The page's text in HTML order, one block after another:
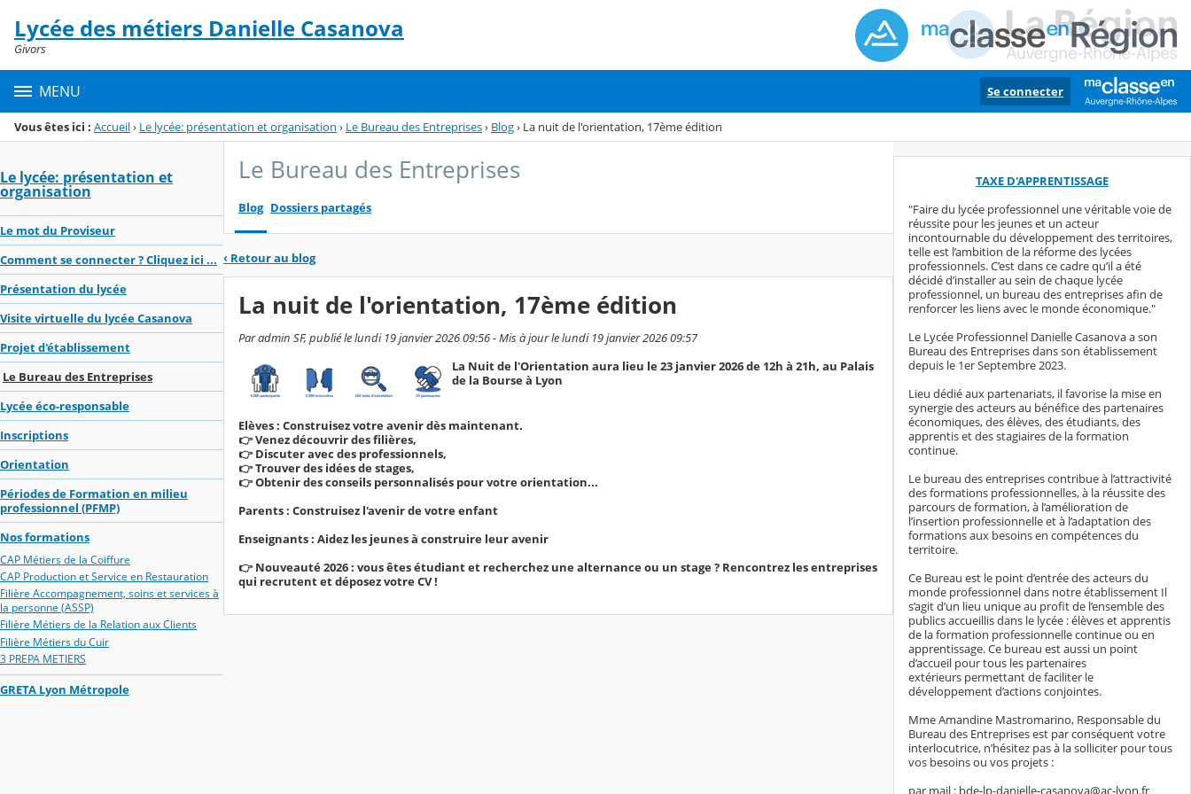
Menu de la rubrique
Contenu
Lycée des métiers Danielle Casanova
Givors
MENU Se connecter
Vous êtes ici : Accueil› Le lycée: présentation et organisation › Le Bureau des Entreprises› Blog› La nuit de l'orientation, 17ème édition
Le lycée: présentation et
organisation
Le mot du Proviseur
Comment se connecter ? Cliquez ici ...
Présentation du lycée
Visite virtuelle du lycée Casanova
Projet d'établissement
Le Bureau des Entreprises
Lycée éco-responsable
Inscriptions
Orientation
Périodes de Formation en milieu
professionnel (PFMP)
Nos formations
CAP Métiers de la Coiffure
CAP Production et Service en Restauration
Filière Accompagnement, soins et services à
la personne (ASSP)
Filière Métiers de la Relation aux Clients
Filière Métiers du Cuir
3 PREPA METIERS
GRETA Lyon Métropole
Le Bureau des Entreprises
Blog Dossiers partagés
‹ Retour au blog
La nuit de l'orientation, 17ème édition
Par admin SF, publié le lundi 19 janvier 2026 09:56 - Mis à jour le lundi 19 janvier 2026 09:57
La Nuit de l'Orientation aura lieu le 23 janvier 2026 de 12h à 21h, au Palais
de la Bourse à Lyon
Elèves : Construisez votre avenir dès maintenant.
👉Venez découvrir des filières,
👉Discuter avec des professionnels,
👉Trouver des idées de stages,
👉Obtenir des conseils personnalisés pour votre orientation...
Parents : Construisez l'avenir de votre enfant
Enseignants : Aidez les jeunes à construire leur avenir
👉Nouveauté 2026 : vous êtes étudiant et recherchez une alternance ou un stage ? Rencontrez les entreprises
qui recrutent et déposez votre CV !
TAXE D'APPRENTISSAGE
"Faire du lycée professionnel une véritable voie de
réussite pour les jeunes et un acteur
incontournable du développement des territoires,
telle est l’ambition de la réforme des lycées
professionnels. C’est dans ce cadre qu’il a été
décidé d’installer au sein de chaque lycée
professionnel, un bureau des entreprises afin de
renforcer les liens avec le monde économique."
Le Lycée Professionnel Danielle Casanova a son
Bureau des Entreprises dans son établissement
depuis le 1er Septembre 2023.
Lieu dédié aux partenariats, il favorise la mise en
synergie des acteurs au bénéfice des partenaires
économiques, des élèves, des étudiants, des
apprentis et des stagiaires de la formation
continue.
Le bureau des entreprises contribue à l’attractivité
des formations professionnelles, à la réussite des
parcours de formation, à l’amélioration de
l’insertion professionnelle et à l’adaptation des
formations aux besoins en compétences du
territoire.
Ce Bureau est le point d’entrée des acteurs du
monde professionnel dans notre établissement Il
s’agit d’un lieu unique au profit de l’ensemble des
publics accueillis dans le lycée : élèves et apprentis
de la formation professionnelle continue ou en
apprentissage. Ce bureau est aussi un point
d’accueil pour tous les partenaires
extérieurs permettant de faciliter le
développement d’actions conjointes.
Mme Amandine Mastromarino, Responsable du
Bureau des Entreprises est par conséquent votre
interlocutrice, n’hésitez pas à la solliciter pour tous
vos besoins ou vos projets :
par mail : bde-lp-danielle-casanova@ac-lyon.fr